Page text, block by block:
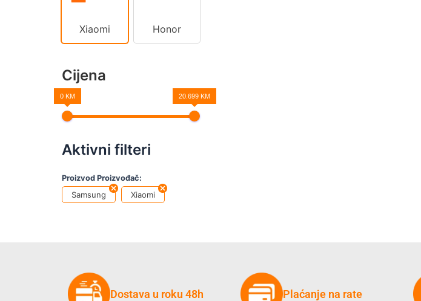
Xiaomi Honor
Cijena
0 KM 20.699 KM
Aktivni filteri
Proizvod Proizvođač:
Samsung Xiaomi
Dostava u roku 48h Plaćanje na rate